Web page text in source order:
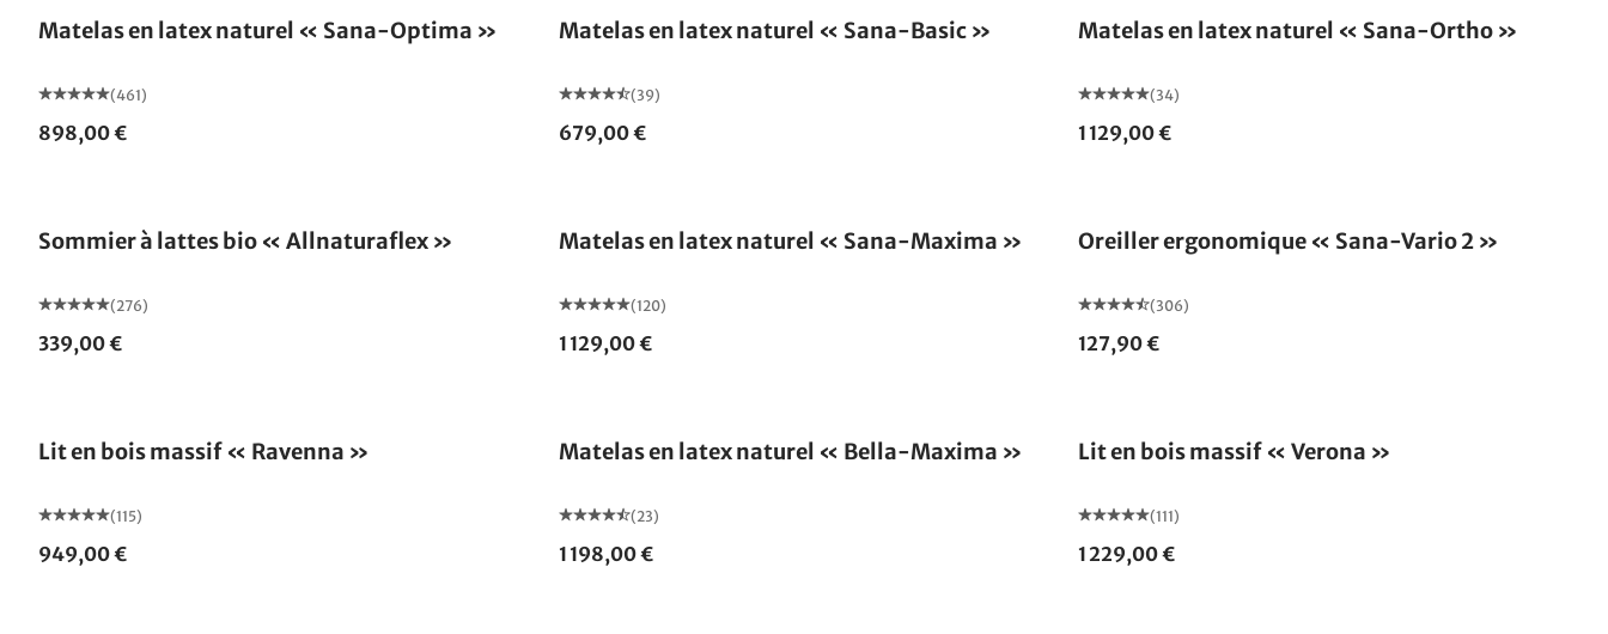
Matelas en latex naturel « Sana-Optima »
(461)
898,00 €
Matelas en latex naturel « Sana-Basic »
(39)
679,00 €
Matelas en latex naturel « Sana-Ortho »
(34)
1 129,00 €
Sommier à lattes bio « Allnaturaflex »
(276)
339,00 €
Matelas en latex naturel « Sana-Maxima »
(120)
1 129,00 €
Oreiller ergonomique « Sana-Vario 2 »
(306)
127,90 €
Lit en bois massif « Ravenna »
(115)
949,00 €
Matelas en latex naturel « Bella-Maxima »
(23)
1 198,00 €
Lit en bois massif « Verona »
(111)
1 229,00 €